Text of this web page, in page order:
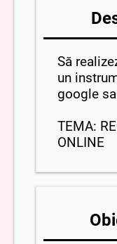
Să
un
google
TEMA:
ONLINE